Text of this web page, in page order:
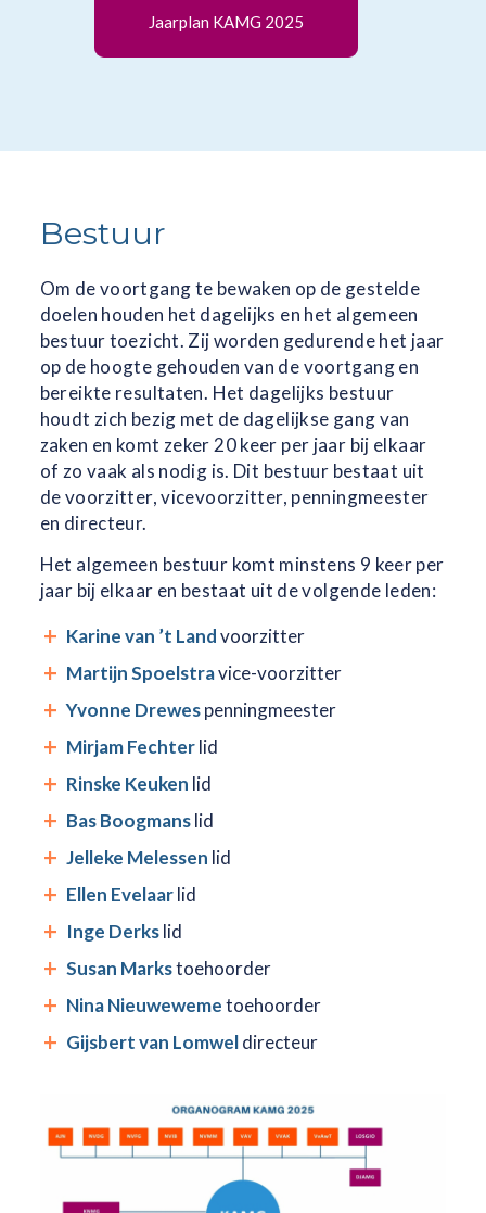
Jaarplan KAMG 2025
Bestuur
Om de voortgang te bewaken op de gestelde
doelen houden het dagelijks en het algemeen
bestuur toezicht. Zij worden gedurende het jaar
op de hoogte gehouden van de voortgang en
bereikte resultaten. Het dagelijks bestuur
houdt zich bezig met de dagelijkse gang van
zaken en komt zeker 20 keer per jaar bij elkaar
of zo vaak als nodig is. Dit bestuur bestaat uit
de voorzitter, vicevoorzitter, penningmeester
en directeur.
Het algemeen bestuur komt minstens 9 keer per
jaar bij elkaar en bestaat uit de volgende leden:
Karine van ’t Landvoorzitter
Martijn Spoelstravice-voorzitter
Yvonne Drewespenningmeester
Mirjam Fechterlid
Rinske Keuken lid
Bas Boogmanslid
Jelleke Melessen lid
Ellen Evelaarlid
Inge Derkslid
Susan Markstoehoorder
Nina Nieuwewemetoehoorder
Gijsbert van Lomweldirecteur